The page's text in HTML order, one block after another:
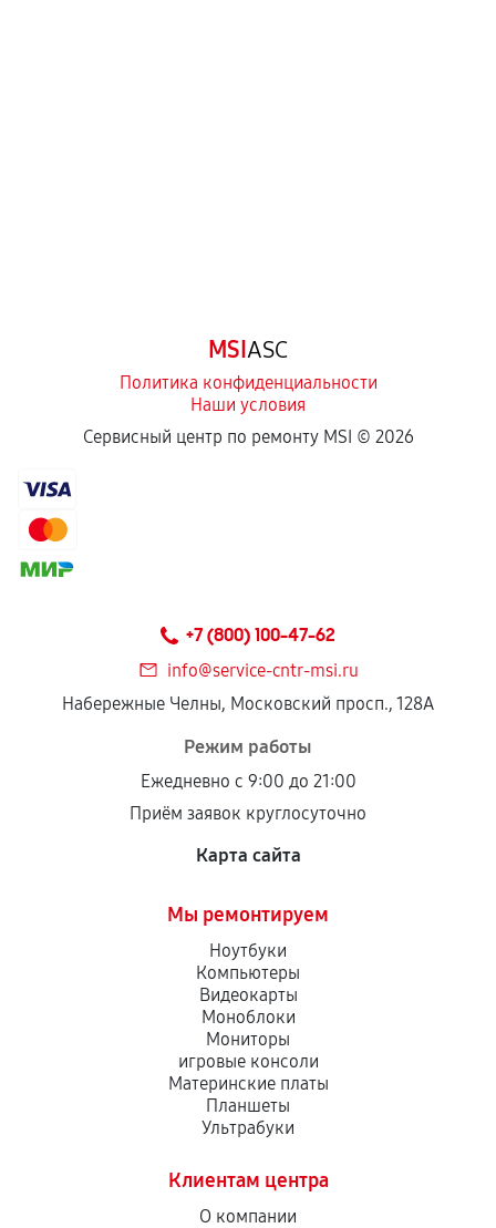
MSIASC
Политика конфиденциальности
Наши условия
Сервисный центр по ремонту MSI © 2026
+7 (800) 100-47-62
info@service-cntr-msi.ru
Набережные Челны, Московский просп., 128А
Режим работы
Ежедневно с 9:00 до 21:00
Приём заявок круглосуточно
Карта сайта
Мы ремонтируем
Ноутбуки
Компьютеры
Видеокарты
Моноблоки
Мониторы
игровые консоли
Материнские платы
Планшеты
Ультрабуки
Клиентам центра
О компании